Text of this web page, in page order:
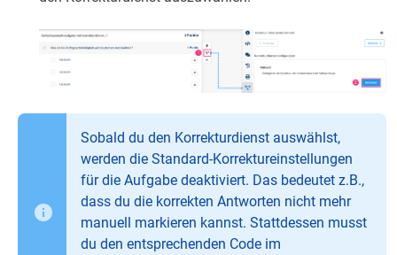
Sobald du den Korrekturdienst auswählst,
werden die Standard-Korrektureinstellungen
für die Aufgabe deaktiviert. Das bedeutet z.B.,
dass du die korrekten Antworten nicht mehr
manuell markieren kannst. Stattdessen musst
du den entsprechenden Code im